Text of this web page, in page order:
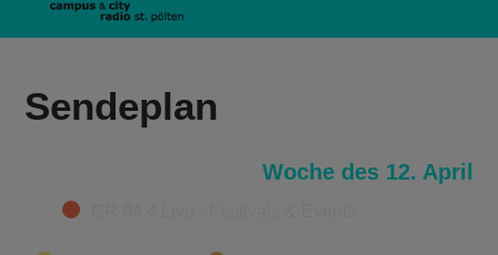
Sendeplan
Woche des 12. April
Categories